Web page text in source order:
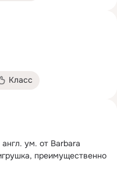
Класс
ум. от Barbara
преимущественно